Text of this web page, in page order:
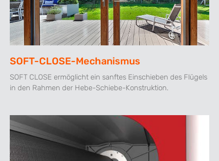
SOFT-CLOSE-Mechanismus
SOFT CLOSE ermöglicht ein sanftes Einschieben des Flügels
in den Rahmen der Hebe-Schiebe-Konstruktion.